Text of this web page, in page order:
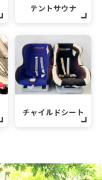
テントサウナ
チャイルドシート